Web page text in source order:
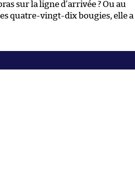
sur la ligne d’arrivée ? Ou au
quatre-vingt-dix bougies, elle a